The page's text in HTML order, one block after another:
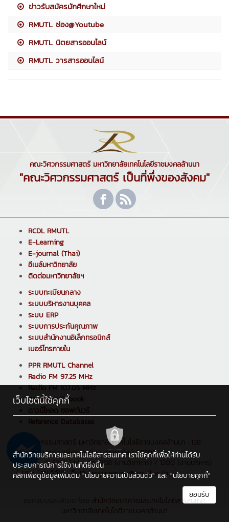
ข่าวรับสมัครนักศึกษาใหม่
RMUTL ช่อง@Youtube
RMUTL นิตยสารออนไลน์
RMUTL วารสารออนไลน์
คณะวิศวกรรมศาสตร์ มหาวิทยาลัยเทคโนโลยีราชมงคลล้านนา
"คณะวิศวกรรมศาสตร์ เป็นที่พึ่งของสังคม"
RCDL RMUTL
E-Learning
E-journal (Thai)
อีเมล์มหาวิทยาลัย
ติดต่อมหาวิทยาลัยฯ
ระบบทะเบียนกลาง
ระบบบริหารงานบุคคล
ระบบ ERP
ระบบการประกันคุณภาพ
ระบบสำนักงานอิเล็กทรอนิกส์
เบอร์โทรภายใน
PPR RMUTL Channel
Radio FM 97.25 MHz
Radio FM 107.05 MHz
ดาวน์โหลด E-book
ดาวน์โหลด ซอฟต์แวร์
Reference Databases
คณะวิศวกรรมศาสตร์ มหาวิทยาลัยเทคโนโลยีราชมงคลล้านนา : 128
ถ.ห้วยแก้ว ต.ช้างเผือก อ.เมือง จ.เชียงใหม่ 50300
โทรศัพท์ : 0 5392 1444 ต่อ 1208 (งานวิชาการ) / 1200 (งานบริหาร)
/ 1205 (งานวิจัย) , อีเมล : engineering@rmutl.ac.th
เว็บไซต์นี้ใช้คุกกี้
สำนักวิทยบริการและเทคโนโลยีสารสนเทศ เราใช้คุกกี้เพื่อให้ท่านได้รับ
ประสบการณ์การใช้งานที่ดียิ่งขึ้น
คลิกเพื่อดูข้อมูลเพิ่มเติม "นโยบายความเป็นส่วนตัว" และ "นโยบายคุกกี้"
ยอมรับ
สำนักวิทยบริการและเทคโนโลยีสารสนเทศ
มหาวิทยาลัยเทคโนโลยีราชมงคลล้านนา